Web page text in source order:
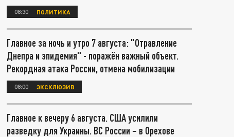
08:30 ПОЛИТИКА
Главное за ночь и утро 7 августа: "Отравление
Днепра и эпидемия" - поражён важный объект.
Рекордная атака России, отмена мобилизации
08:00 ЭКСКЛЮЗИВ
Главное к вечеру 6 августа. США усилили
разведку для Украины. ВС России – в Орехове